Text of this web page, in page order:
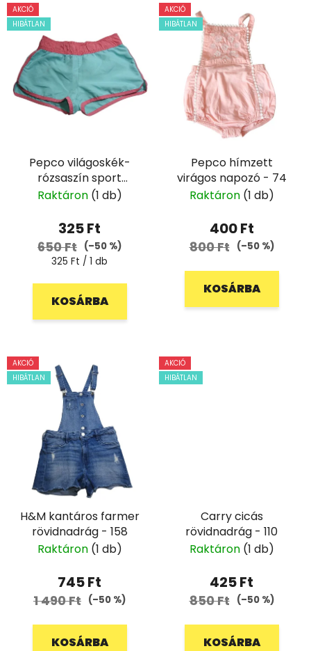
AKCIÓ
HIBÁTLAN
Pepco világoskék-
rózsaszín sport
rövidnadrág - 128
Raktáron (1 db)
325 Ft
650 Ft (–50 %)
Egységár:
325 Ft / 1 db
KOSÁRBA
AKCIÓ
HIBÁTLAN
Pepco hímzett
virágos napozó - 74
Raktáron (1 db)
400 Ft
800 Ft (–50 %)
KOSÁRBA
AKCIÓ
HIBÁTLAN
H&M kantáros farmer
rövidnadrág - 158
Raktáron (1 db)
745 Ft
1 490 Ft (–50 %)
KOSÁRBA
AKCIÓ
HIBÁTLAN
Carry cicás
rövidnadrág - 110
Raktáron (1 db)
425 Ft
850 Ft (–50 %)
KOSÁRBA